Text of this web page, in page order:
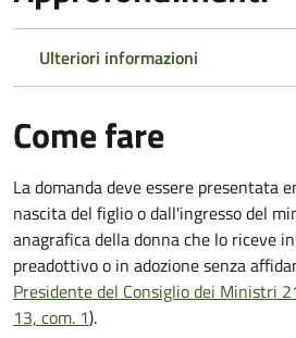
Ulteriori informazioni
Come fare
La domanda deve essere presentata
nascita del figlio o dall'ingresso del
anagrafica della donna che lo riceve
preadottivo o in adozione senza
Presidente del Consiglio dei Ministri
13, com. 1).